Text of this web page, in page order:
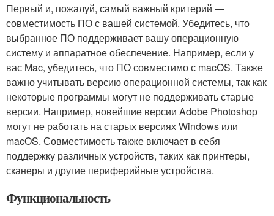
Первый и, пожалуй, самый важный критерий —
совместимость ПО с вашей системой. Убедитесь, что
выбранное ПО поддерживает вашу операционную
систему и аппаратное обеспечение. Например, если у
вас Mac, убедитесь, что ПО совместимо с macOS. Также
важно учитывать версию операционной системы, так как
некоторые программы могут не поддерживать старые
версии. Например, новейшие версии Adobe Photoshop
могут не работать на старых версиях Windows или
macOS. Совместимость также включает в себя
поддержку различных устройств, таких как принтеры,
сканеры и другие периферийные устройства.
Функциональность